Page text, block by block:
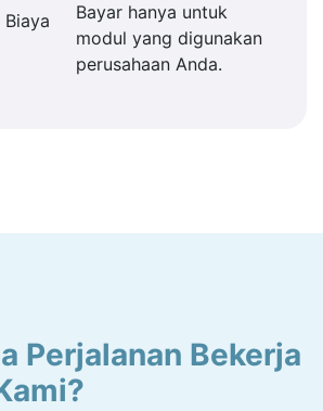
Bayar hanya untuk
modul yang digunakan
perusahaan Anda.
Perjalanan Bekerja